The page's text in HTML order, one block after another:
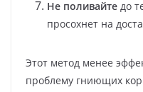
Не поливайте до
просохнет на
Этот метод менее
проблему гниющих